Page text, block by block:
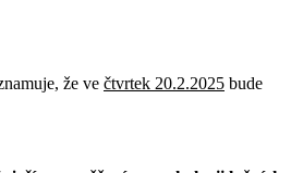
že ve čtvrtek 20.2.2025 bude